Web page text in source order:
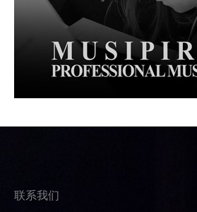
联系我们